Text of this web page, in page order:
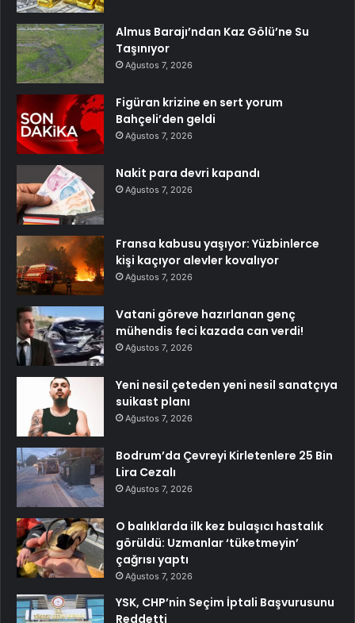
Almus Barajı’ndan Kaz Gölü’ne Su
Taşınıyor
Ağustos 7, 2026
Figüran krizine en sert yorum
Bahçeli’den geldi
Ağustos 7, 2026
Nakit para devri kapandı
Ağustos 7, 2026
Fransa kabusu yaşıyor: Yüzbinlerce
kişi kaçıyor alevler kovalıyor
Ağustos 7, 2026
Vatani göreve hazırlanan genç
mühendis feci kazada can verdi!
Ağustos 7, 2026
Yeni nesil çeteden yeni nesil sanatçıya
suikast planı
Ağustos 7, 2026
Bodrum’da Çevreyi Kirletenlere 25 Bin
Lira Cezalı
Ağustos 7, 2026
O balıklarda ilk kez bulaşıcı hastalık
görüldü: Uzmanlar ‘tüketmeyin’
çağrısı yaptı
Ağustos 7, 2026
YSK, CHP’nin Seçim İptali Başvurusunu
Reddetti